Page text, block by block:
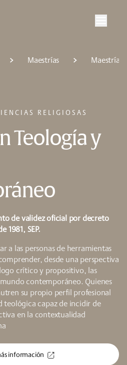
principal
Maestrías Maestría
RELIGIOSAS
Teología y
de validez oficial por decreto
1981, SEP.
a las personas de herramientas
desde una perspectiva
crítico y propositivo, las
contemporáneo. Quienes
su propio perfil profesional
teológica capaz de incidir de
en la contextualidad
información